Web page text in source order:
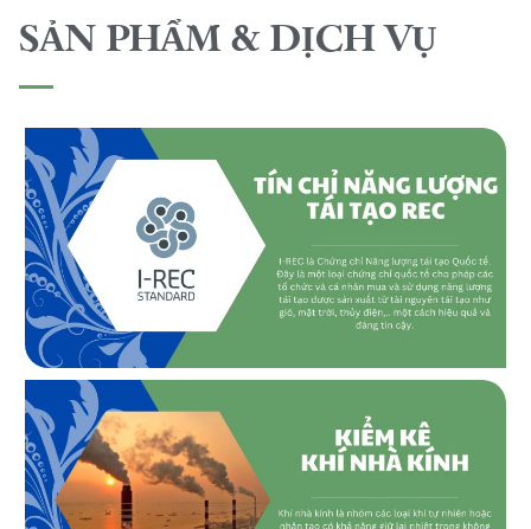
SẢN PHẨM & DỊCH VỤ